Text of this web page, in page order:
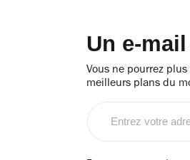
Un e-
Vous ne pourrez
meilleurs plans du